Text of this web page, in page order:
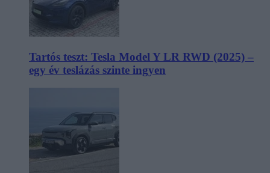
Tartós teszt: Tesla Model Y LR RWD (2025) –
egy év teslázás szinte ingyen